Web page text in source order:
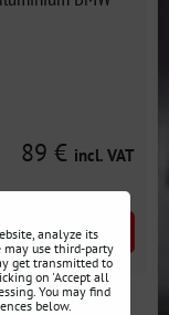
89 € incl. VAT
AU PANIER
analyze its
may use third-party
get transmitted to
on 'Accept all
You may find
below.